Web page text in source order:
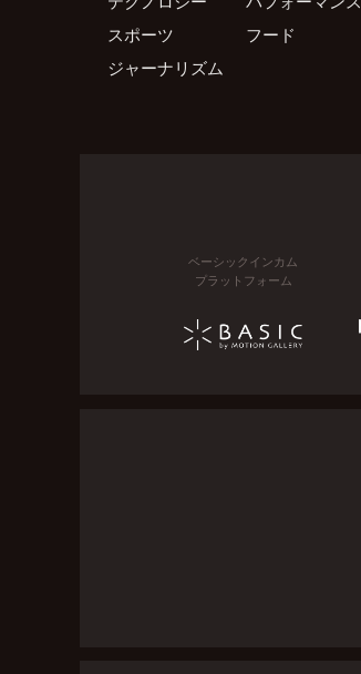
スポーツ
フード
ジャーナリズム
ベーシックインカム
プラットフォーム